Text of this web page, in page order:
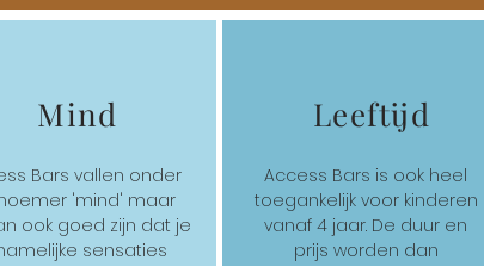
Mind
Bars vallen onder
'mind' maar
ook goed zijn dat je
sensaties
Leeftijd
Access Bars is ook heel
toegankelijk voor kinderen
vanaf 4 jaar. De duur en
prijs worden dan